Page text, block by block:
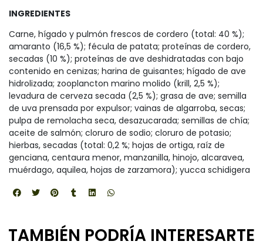
INGREDIENTES
Carne, hígado y pulmón frescos de cordero (total: 40 %);
amaranto (16,5 %); fécula de patata; proteínas de cordero,
secadas (10 %); proteínas de ave deshidratadas con bajo
contenido en cenizas; harina de guisantes; hígado de ave
hidrolizada; zooplancton marino molido (krill, 2,5 %);
levadura de cerveza secada (2,5 %); grasa de ave; semilla
de uva prensada por expulsor; vainas de algarroba, secas;
pulpa de remolacha seca, desazucarada; semillas de chía;
aceite de salmón; cloruro de sodio; cloruro de potasio;
hierbas, secadas (total: 0,2 %; hojas de ortiga, raíz de
genciana, centaura menor, manzanilla, hinojo, alcaravea,
muérdago, aquilea, hojas de zarzamora); yucca schidigera
TAMBIÉN PODRÍA INTERESARTE